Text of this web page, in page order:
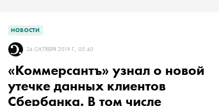
НОВОСТИ
24 ОКТЯБРЯ 2019 Г., 05:40
«Коммерсантъ» узнал о новой
утечке данных клиентов
Сбербанка. В том числе